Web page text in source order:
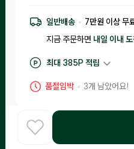
일반배송 7만원 이상 무
지금 주문하면 내일 이내
최대 385P 적립
후기 작성 시 최대385P 적
품절임박 3개 남았어요!
주토피아프레시 소비 보
홈